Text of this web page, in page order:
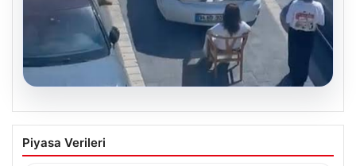
05.08.2026
Yalova’da Park Gerilimi: Kafe Çalışanı
Sandalye Çekip Aracı Engelledi
Piyasa Verileri